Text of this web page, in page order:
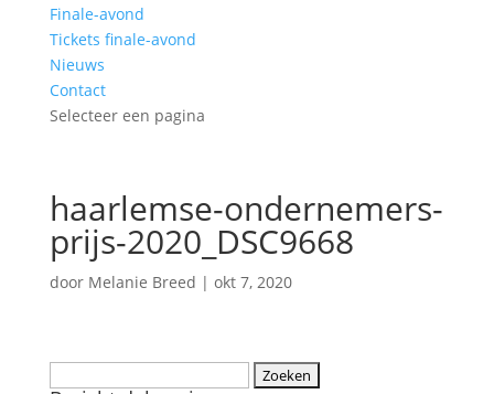
Finale-avond
Tickets finale-avond
Nieuws
Contact
Selecteer een pagina
haarlemse-ondernemers-
prijs-2020_DSC9668
door Melanie Breed | okt 7, 2020